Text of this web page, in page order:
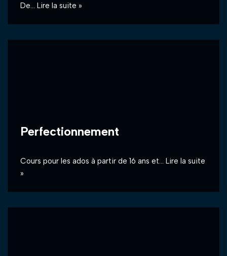
De… Lire la suite »
Perfectionnement
Cours pour les ados à partir de 16 ans et… Lire la suite
»